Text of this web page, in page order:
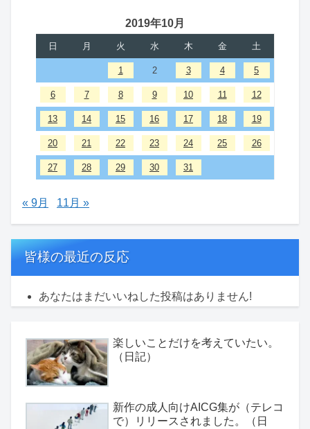
2019年10月
日 月 火 水 木 金 土
1 2 3 4 5
6 7 8 9 10 11 12
13 14 15 16 17 18 19
20 21 22 23 24 25 26
27 28 29 30 31
« 9月 11月 »
皆様の最近の反応
あなたはまだいいねした投稿はありません!
楽しいことだけを考えていたい。
（日記）
新作の成人向けAICG集が（テレコ
で）リリースされました。（日